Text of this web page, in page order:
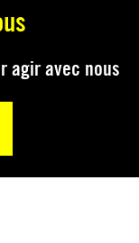
agir avec nous